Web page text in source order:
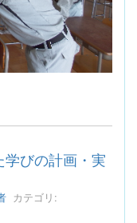
学びの計画・実
カテゴリ: